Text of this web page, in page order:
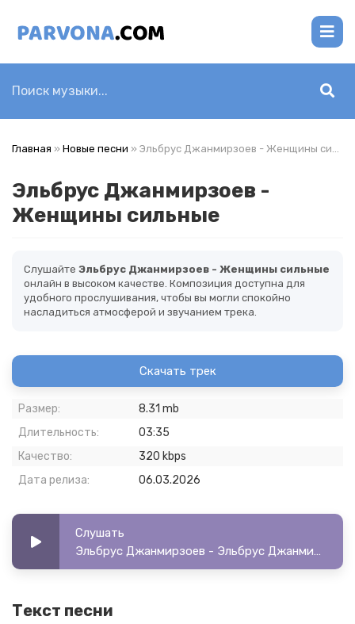
Главная » Новые песни » Эльбрус Джанмирзоев - Женщины сильные
Эльбрус Джанмирзоев -
Женщины сильные
Слушайте Эльбрус Джанмирзоев - Женщины сильные
онлайн в высоком качестве. Композиция доступна для
удобного прослушивания, чтобы вы могли спокойно
насладиться атмосферой и звучанием трека.
Скачать трек
Размер:
8.31 mb
Длительность:
03:35
Качество:
320 kbps
Дата релиза:
06.03.2026
Слушать
Эльбрус Джанмирзоев - Эльбрус Джанмирзоев - Женщины сильные
Текст песни